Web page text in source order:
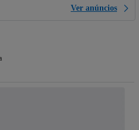
Ver anúncios